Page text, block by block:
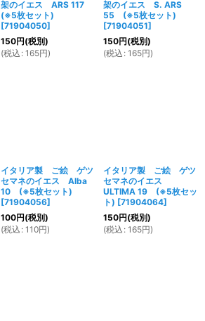
架のイエス ARS 117
(※5枚セット)
[71904050]
150円(税別)
(税込 : 165円)
架のイエス S. ARS
55 (※5枚セット)
[71904051]
150円(税別)
(税込 : 165円)
イタリア製 ご絵 ゲツ
セマネのイエス Alba
10 (※5枚セット)
[71904056]
100円(税別)
(税込 : 110円)
イタリア製 ご絵 ゲツ
セマネのイエス
ULTIMA 19 (※5枚セッ
ト) [71904064]
150円(税別)
(税込 : 165円)